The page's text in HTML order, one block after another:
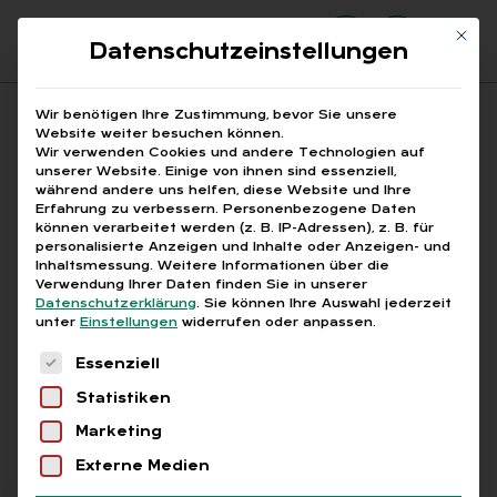
Suchfeld
Suchen
Breadcrumb-Navigation
STARTSEITE KI-ETHIK
Alle Bei­trä­ge mit dem
Schlag­wort „KI-Ethik“
Alle
Mit
Datenschutzeinstellungen
Wir benötigen Ihre Zustimmung, bevor Sie unsere
Website weiter besuchen können.
Wir verwenden Cookies und andere Technologien auf
unserer Website. Einige von ihnen sind essenziell,
während andere uns helfen, diese Website und Ihre
Erfahrung zu verbessern. Personenbezogene Daten
können verarbeitet werden (z. B. IP-Adressen), z. B. für
personalisierte Anzeigen und Inhalte oder Anzeigen- und
Inhaltsmessung. Weitere Informationen über die
Verwendung Ihrer Daten finden Sie in unserer
Datenschutzerklärung. Sie können Ihre Auswahl jederzeit
unter Einstellungen widerrufen oder anpassen.
Es folgt eine Liste der Service-Gruppen, für
Essenziell
Statistiken
Marketing
Externe Medien